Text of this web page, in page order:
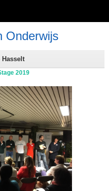
Onderwijs
Hasselt
2019